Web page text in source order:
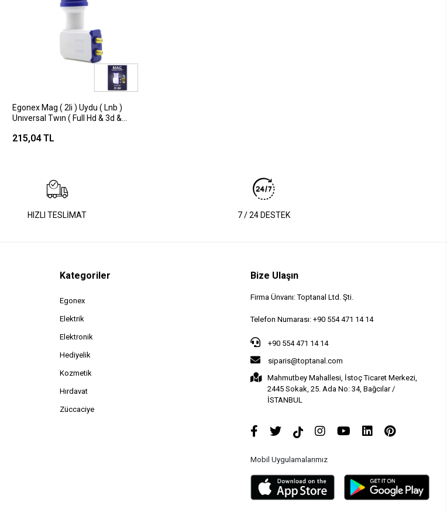
Egonex Mag ( 2li ) Uydu ( Lnb )
Unıversal Twın ( Full Hd & 3d &
215,04 TL
HIZLI TESLİMAT 7 / 24 DESTEK
Kategoriler
Egonex
Elektrik
Elektronik
Hediyelik
Kozmetik
Hırdavat
Züccaciye
Bize Ulaşın
Firma Ünvanı: Toptanal Ltd. Şti.
Telefon Numarası: +90 554 471 14 14
+90 554 471 14 14
siparis@toptanal.com
Mahmutbey Mahallesi, İstoç Ticaret Merkezi,
2445 Sokak, 25. Ada No: 34, Bağcılar /
İSTANBUL
Mobil Uygulamalarımız